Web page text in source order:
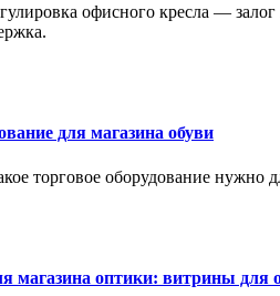
офисного кресла —
для магазина обуви
торговое оборудование нужно
магазина оптики: витрины для